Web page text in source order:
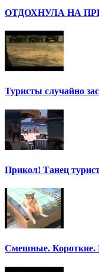
ОТДОХНУЛА НА
Туристы случайно
Прикол! Танец
Смешные. Короткие.